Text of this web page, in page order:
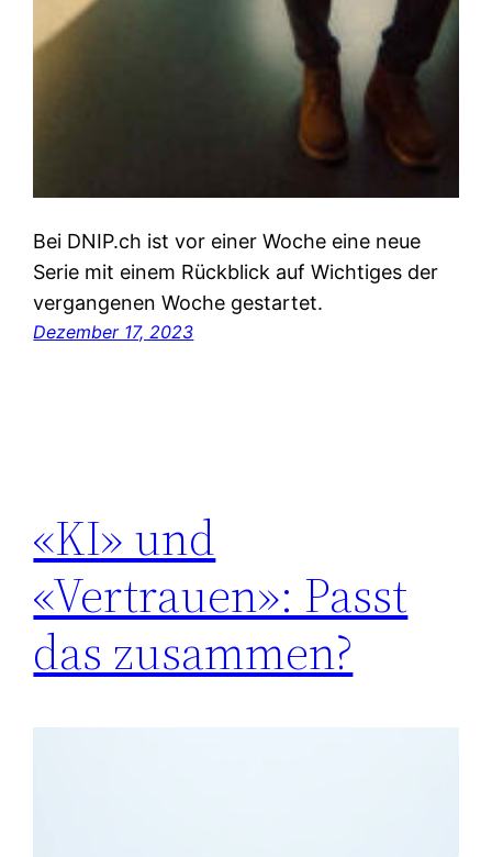
Bei DNIP.ch ist vor einer Woche eine neue
Serie mit einem Rückblick auf Wichtiges der
vergangenen Woche gestartet.
Dezember 17, 2023
«KI» und
«Vertrauen»: Passt
das zusammen?